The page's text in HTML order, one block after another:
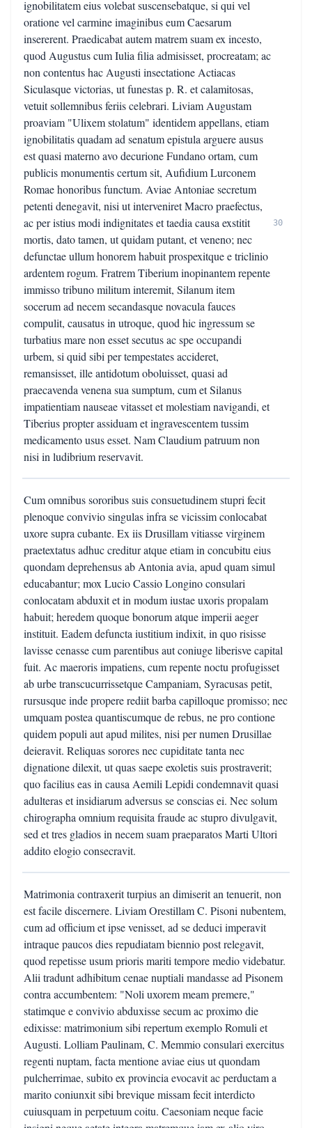
ignobilitatem eius volebat suscensebatque, si qui vel
oratione vel carmine imaginibus eum Caesarum
insererent. Praedicabat autem matrem suam ex incesto,
quod Augustus cum Iulia filia admisisset, procreatam; ac
non contentus hac Augusti insectatione Actiacas
Siculasque victorias, ut funestas p. R. et calamitosas,
vetuit sollemnibus feriis celebrari. Liviam Augustam
proaviam "Ulixem stolatum" identidem appellans, etiam
ignobilitatis quadam ad senatum epistula arguere ausus
est quasi materno avo decurione Fundano ortam, cum
publicis monumentis certum sit, Aufidium Lurconem
Romae honoribus functum. Aviae Antoniae secretum
petenti denegavit, nisi ut interveniret Macro praefectus,
ac per istius modi indignitates et taedia causa exstitit
mortis, dato tamen, ut quidam putant, et veneno; nec
defunctae ullum honorem habuit prospexitque e triclinio
ardentem rogum. Fratrem Tiberium inopinantem repente
immisso tribuno militum interemit, Silanum item
socerum ad necem secandasque novacula fauces
compulit, causatus in utroque, quod hic ingressum se
turbatius mare non esset secutus ac spe occupandi
urbem, si quid sibi per tempestates accideret,
remansisset, ille antidotum oboluisset, quasi ad
praecavenda venena sua sumptum, cum et Silanus
impatientiam nauseae vitasset et molestiam navigandi, et
Tiberius propter assiduam et ingravescentem tussim
medicamento usus esset. Nam Claudium patruum non
nisi in ludibrium reservavit.
30
Cum omnibus sororibus suis consuetudinem stupri fecit
plenoque convivio singulas infra se vicissim conlocabat
uxore supra cubante. Ex iis Drusillam vitiasse virginem
praetextatus adhuc creditur atque etiam in concubitu eius
quondam deprehensus ab Antonia avia, apud quam simul
educabantur; mox Lucio Cassio Longino consulari
conlocatam abduxit et in modum iustae uxoris propalam
habuit; heredem quoque bonorum atque imperii aeger
instituit. Eadem defuncta iustitium indixit, in quo risisse
lavisse cenasse cum parentibus aut coniuge liberisve capital
fuit. Ac maeroris impatiens, cum repente noctu profugisset
ab urbe transcucurrissetque Campaniam, Syracusas petit,
rursusque inde propere rediit barba capilloque promisso; nec
umquam postea quantiscumque de rebus, ne pro contione
quidem populi aut apud milites, nisi per numen Drusillae
deieravit. Reliquas sorores nec cupiditate tanta nec
dignatione dilexit, ut quas saepe exoletis suis prostraverit;
quo facilius eas in causa Aemili Lepidi condemnavit quasi
adulteras et insidiarum adversus se conscias ei. Nec solum
chirographa omnium requisita fraude ac stupro divulgavit,
sed et tres gladios in necem suam praeparatos Marti Ultori
addito elogio consecravit.
Matrimonia contraxerit turpius an dimiserit an tenuerit, non
est facile discernere. Liviam Orestillam C. Pisoni nubentem,
cum ad officium et ipse venisset, ad se deduci imperavit
intraque paucos dies repudiatam biennio post relegavit,
quod repetisse usum prioris mariti tempore medio videbatur.
Alii tradunt adhibitum cenae nuptiali mandasse ad Pisonem
contra accumbentem: "Noli uxorem meam premere,"
statimque e convivio abduxisse secum ac proximo die
edixisse: matrimonium sibi repertum exemplo Romuli et
Augusti. Lolliam Paulinam, C. Memmio consulari exercitus
regenti nuptam, facta mentione aviae eius ut quondam
pulcherrimae, subito ex provincia evocavit ac perductam a
marito coniunxit sibi brevique missam fecit interdicto
cuiusquam in perpetuum coitu. Caesoniam neque facie